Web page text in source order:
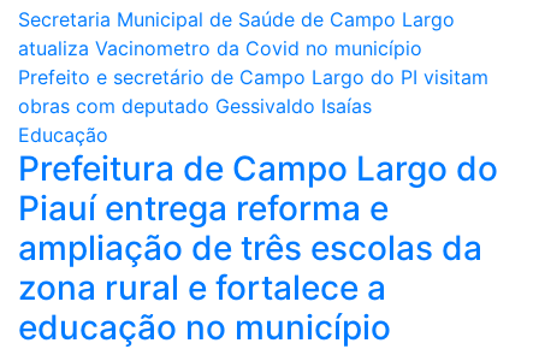
Navegação
de
Post
Secretaria Municipal de Saúde de Campo Largo
atualiza Vacinometro da Covid no município
Prefeito e secretário de Campo Largo do PI visitam
obras com deputado Gessivaldo Isaías
Educação
Prefeitura de Campo Largo do
Piauí entrega reforma e
ampliação de três escolas da
zona rural e fortalece a
educação no município